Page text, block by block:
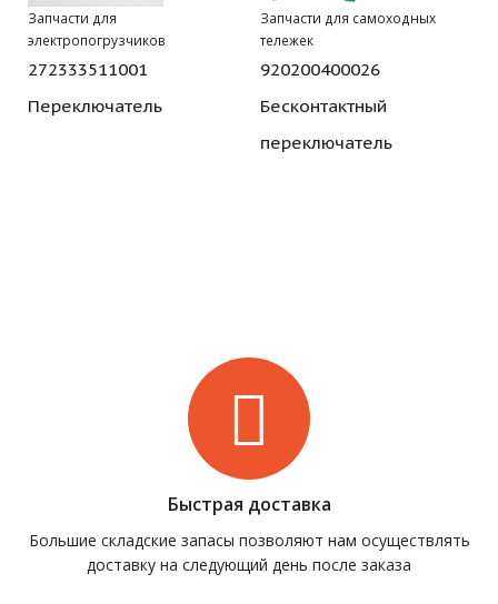
Запчасти для
электропогрузчиков
272333511001
Переключатель
Запчасти для самоходных
тележек
920200400026
Бесконтактный
переключатель
Быстрая доставка
Большие складские запасы позволяют нам осуществлять
доставку на следующий день после заказа